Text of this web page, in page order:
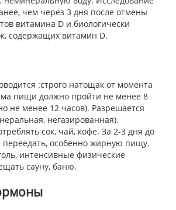
чем через 3 дня после отмены
витамина D и биологически
содержащих витамин D.
:строго натощак от момента
пищи должно пройти не менее 8
не менее 12 часов). Разрешается
негазированная).
сок, чай, кофе. За 2-3 дня до
переедать, особенно жирную пищу.
интенсивные физические
сауну, баню.